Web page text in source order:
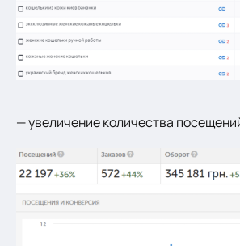
— увеличение количества